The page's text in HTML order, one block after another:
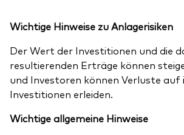
Wichtige Hinweise zu Anlagerisiken
Der Wert der Investitionen und die
resultierenden Erträge können
und Investoren können Verluste auf
Investitionen erleiden.
Wichtige allgemeine Hinweise